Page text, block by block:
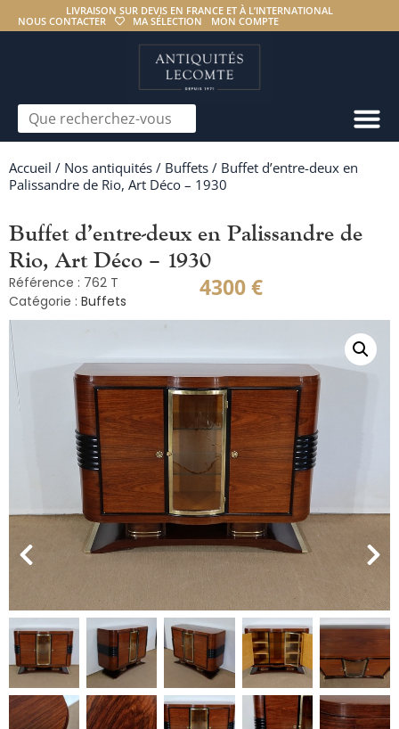
LIVRAISON SUR DEVIS EN FRANCE ET À L’INTERNATIONAL
NOUS CONTACTER
MA SÉLECTION MON COMPTE
Accueil / Nos antiquités / Buffets / Buffet d’entre-deux en
Palissandre de Rio, Art Déco – 1930
Buffet d’entre-deux en Palissandre de
Rio, Art Déco – 1930
Référence : 762 T
Catégorie : Buffets 4300€